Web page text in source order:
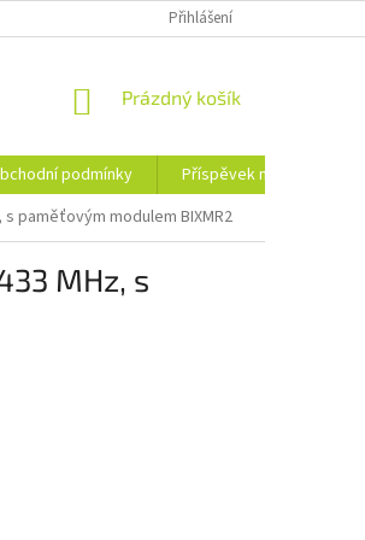
Přihlášení
NÁKUPNÍ
Prázdný košík
podmínky
Příspěvek na recyklaci
paměťovým modulem BIXMR2
MHz, s